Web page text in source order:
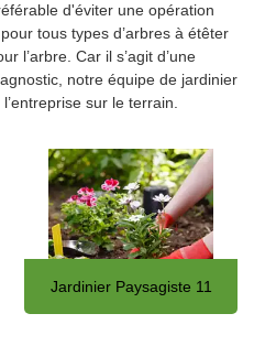
d'éviter une opération
tous types d’arbres à étêter
l’arbre. Car il s’agit d’une
notre équipe de jardinier
sur le terrain.
Jardinier Paysagiste 11